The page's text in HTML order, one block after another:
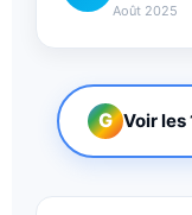
Août 2025
G Voir les